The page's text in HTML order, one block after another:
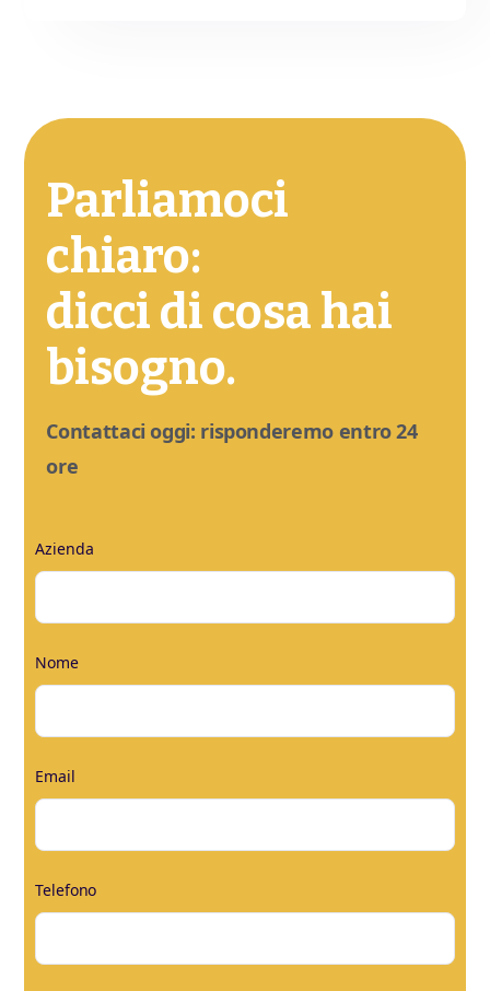
Parliamoci
chiaro:
dicci di cosa hai
bisogno.
Contattaci oggi: risponderemo entro 24
ore
Azienda
Nome
Email
Telefono